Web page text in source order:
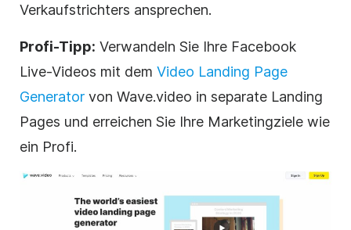
Verkaufstrichters ansprechen.
Profi-Tipp: Verwandeln Sie Ihre Facebook
Live-Videos mit dem Video Landing Page
Generator von Wave.video in separate Landing
Pages und erreichen Sie Ihre Marketingziele wie
ein Profi.